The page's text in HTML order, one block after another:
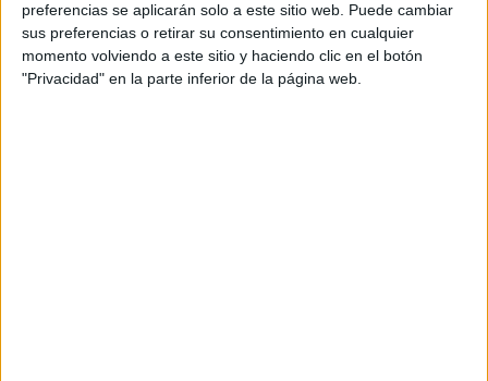
preferencias se aplicarán solo a este sitio web. Puede cambiar
sus preferencias o retirar su consentimiento en cualquier
momento volviendo a este sitio y haciendo clic en el botón
"Privacidad" en la parte inferior de la página web.
Parque infantil
Pistas de tenis
Pistas de pádel